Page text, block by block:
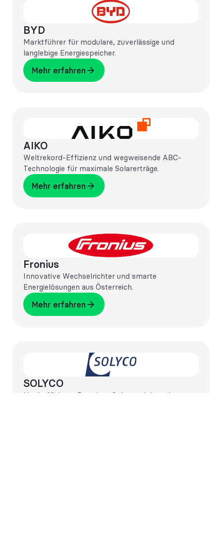
BYD
Marktführer für modulare, zuverlässige und
langlebige Energiespeicher.
Mehr erfahren
Mehr erfahren
AIKO
Weltrekord-Effizienz und wegweisende ABC-
Technologie für maximale Solarerträge.
Mehr erfahren
Mehr erfahren
Fronius
Innovative Wechselrichter und smarte
Energielösungen aus Österreich.
Mehr erfahren
Mehr erfahren
SOLYCO
Hocheffiziente Premium-Solarmodule und